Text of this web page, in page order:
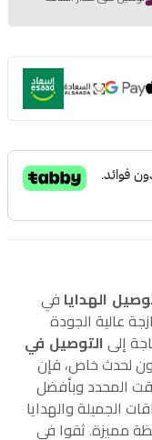
الهدايا في
عالية الجودة
إلى التوصيل في
لحدث خاص، فإن
المحدد وبأفضل
الجميلة والهدايا
مميزة. ثقوا في